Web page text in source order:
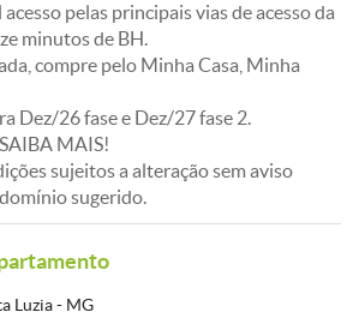
pelas principais vias de acesso da
minutos de BH.
compre pelo Minha Casa, Minha
Dez/26 fase e Dez/27 fase 2.
MAIS!
sujeitos a alteração sem aviso
sugerido.
Luzia - MG